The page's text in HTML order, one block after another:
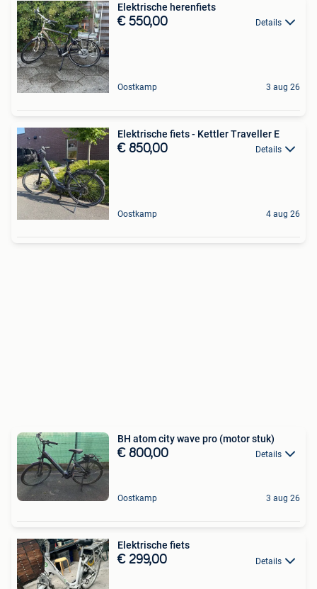
Elektrische herenfiets
€ 550,00 Details
Oostkamp 3 aug 26
Elektrische fiets - Kettler Traveller E
€ 850,00 Details
Oostkamp 4 aug 26
BH atom city wave pro (motor stuk)
€ 800,00 Details
Oostkamp 3 aug 26
Elektrische fiets
€ 299,00 Details